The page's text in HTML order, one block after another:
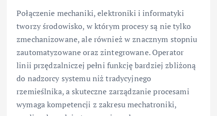
Połączenie mechaniki, elektroniki i informatyki
tworzy środowisko, w którym procesy są nie tylko
zmechanizowane, ale również w znacznym stopniu
zautomatyzowane oraz zintegrowane. Operator
linii przędzalniczej pełni funkcję bardziej zbliżoną
do nadzorcy systemu niż tradycyjnego
rzemieślnika, a skuteczne zarządzanie procesami
wymaga kompetencji z zakresu mechatroniki,